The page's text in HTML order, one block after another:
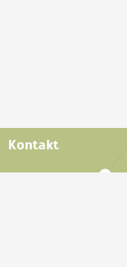
Kontakt